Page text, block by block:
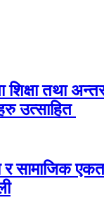
शिक्षा तथा
उत्साहित
र सामाजिक